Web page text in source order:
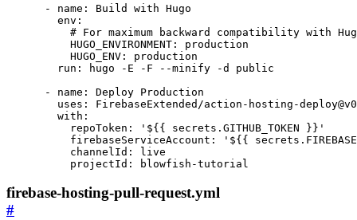
- name :
Build with Hugo
env :
# For maximum backward compatibility with
HUGO_ENVIRONMENT :
production
HUGO_ENV :
production
run :
hugo -E -F --minify -d public
- name :
Deploy Production
uses :
FirebaseExtended/action-hosting-deploy@v0
with :
repoToken :
'${{ secrets.GITHUB_TOKEN }}'
firebaseServiceAccount :
'${{
channelId :
live
projectId : blowfish-tutorial
firebase-hosting-pull-request.yml
#